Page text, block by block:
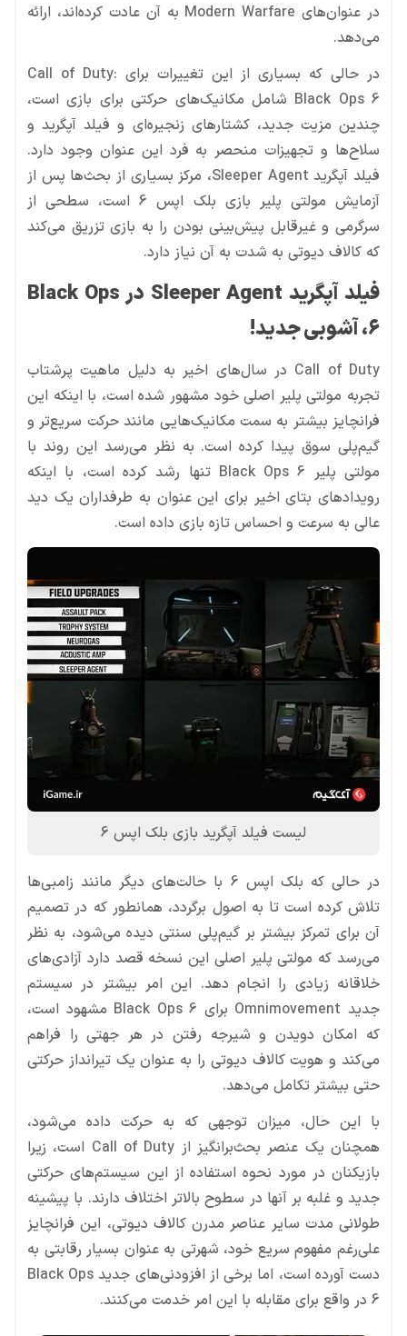
در عنوان‌های Modern Warfare به آن عادت کرده‌اند، ارائه
می‌دهد.
در حالی که بسیاری از این تغییرات برای Call of Duty:
Black Ops 6 شامل مکانیک‌های حرکتی برای بازی است،
چندین مزیت جدید، کشتارهای زنجیره‌ای و فیلد آپگرید و
سلاح‌ها و تجهیزات منحصر به فرد این عنوان وجود دارد.
فیلد آپگرید Sleeper Agent، مرکز بسیاری از بحث‌ها پس از
آزمایش مولتی پلیر بازی بلک اپس 6 است، سطحی از
سرگرمی و غیرقابل پیش‌بینی بودن را به بازی تزریق می‌کند
که کالاف دیوتی به شدت به آن نیاز دارد.
فیلد آپگرید Sleeper Agent در Black Ops
6، آشوبی جدید!
Call of Duty در سال‌های اخیر به دلیل ماهیت پرشتاب
تجربه مولتی پلیر اصلی خود مشهور شده است، با اینکه این
فرانچایز بیشتر به سمت مکانیک‌هایی مانند حرکت سریع‌تر و
گیم‌پلی سوق پیدا کرده است. به نظر می‌رسد این روند با
مولتی پلیر Black Ops 6 تنها رشد کرده است، با اینکه
رویدادهای بتای اخیر برای این عنوان به طرفداران یک دید
عالی به سرعت و احساس تازه بازی داده است.
لیست فیلد آپگرید بازی بلک اپس 6
در حالی که بلک اپس 6 با حالت‌های دیگر مانند زامبی‌ها
تلاش کرده است تا به اصول برگردد، همانطور که در تصمیم
آن برای تمرکز بیشتر بر گیم‌پلی سنتی دیده می‌شود، به نظر
می‌رسد که مولتی پلیر اصلی این نسخه قصد دارد آزادی‌های
خلاقانه زیادی را انجام دهد. این امر بیشتر در سیستم
جدید Omnimovement برای Black Ops 6 مشهود است،
که امکان دویدن و شیرجه رفتن در هر جهتی را فراهم
می‌کند و هویت کالاف دیوتی را به عنوان یک تیرانداز حرکتی
حتی بیشتر تکامل می‌دهد.
با این حال، میزان توجهی که به حرکت داده می‌شود،
همچنان یک عنصر بحث‌برانگیز از Call of Duty است، زیرا
بازیکنان در مورد نحوه استفاده از این سیستم‌های حرکتی
جدید و غلبه بر آنها در سطوح بالاتر اختلاف دارند. با پیشینه
طولانی مدت سایر عناصر مدرن کالاف دیوتی، این فرانچایز
علی‌رغم مفهوم سریع خود، شهرتی به عنوان بسیار رقابتی به
دست آورده است، اما برخی از افزودنی‌های جدید Black Ops
6 در واقع برای مقابله با این امر خدمت می‌کنند.